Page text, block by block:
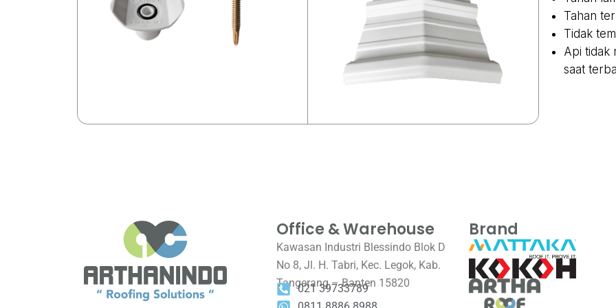
Tahan
Tidak
Api tidak
saat
Office & Warehouse
Kawasan Industri Blessindo Blok D
No 8, Jl. H. Tabri, Kec. Legok, Kab.
Tangerang – Banten 15820
021 39733789
Brand